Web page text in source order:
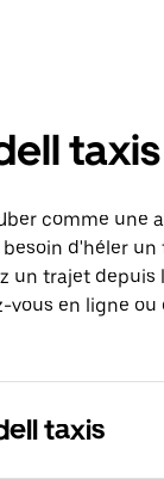
comme une
besoin d'héler
un trajet depuis
vous en ligne ou
taxis